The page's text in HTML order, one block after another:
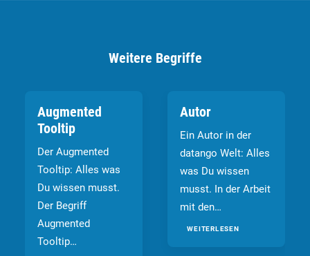
Weitere Begriffe
Augmented
Tooltip
Der Augmented
Tooltip: Alles was
Du wissen musst.
Der Begriff
Augmented
Tooltip…
Autor
Ein Autor in der
datango Welt: Alles
was Du wissen
musst. In der Arbeit
mit den…
WEITERLESEN